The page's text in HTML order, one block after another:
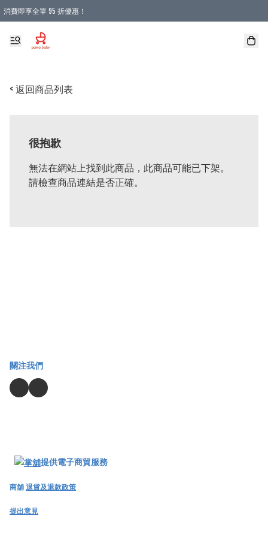
消費即享全單 95 折優惠！
購物滿 HKD 900.00即享免運費優惠！（適用於 本地送貨、本地取貨 )
< 返回商品列表
很抱歉
無法在網站上找到此商品，此商品可能已下架。
請檢查商品連結是否正確。
關注我們
提供電子商貿服務
商舖退貨及退款政策
提出意見